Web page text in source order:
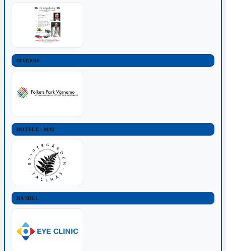
DIVERSE
HOTELL - MAT
HANDEL